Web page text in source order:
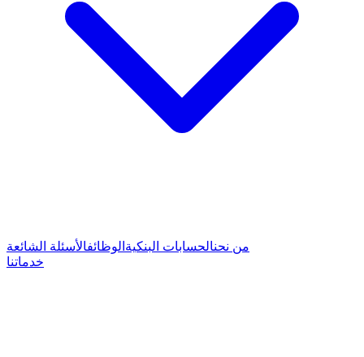
من نحنالحسابات البنكية الوظائفالأسئلة الشائعة
خدماتنا